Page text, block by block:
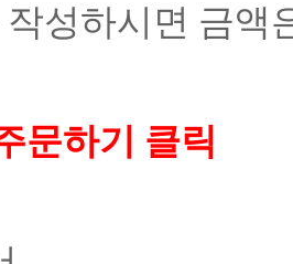
성하시면 금액
문하기 클릭